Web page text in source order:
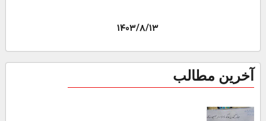
۱۴۰۳/۸/۱۳
آخرین مطالب